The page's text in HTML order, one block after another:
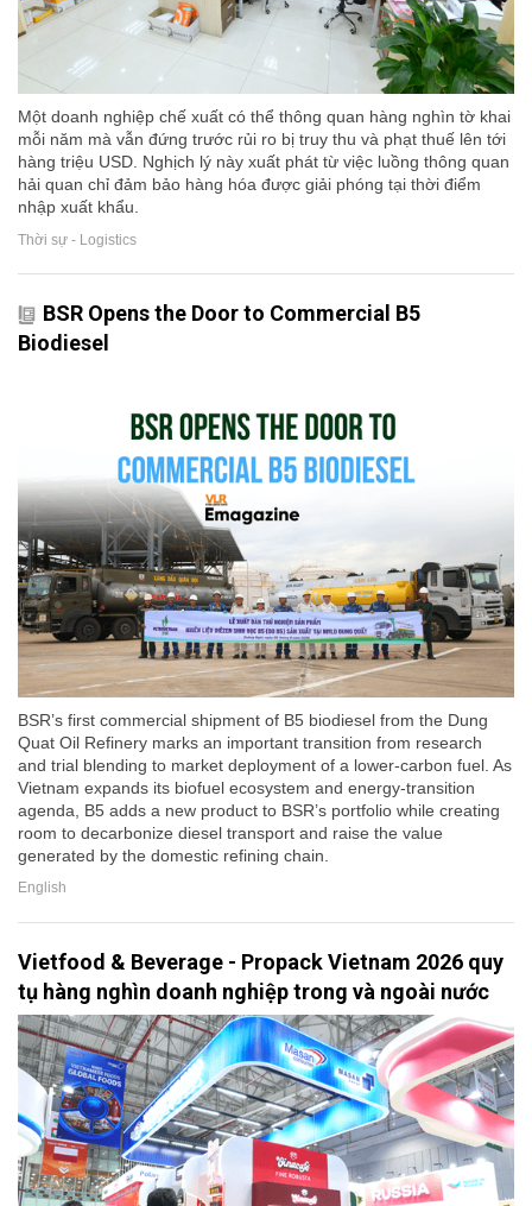
Một doanh nghiệp chế xuất có thể thông quan hàng nghìn tờ khai
mỗi năm mà vẫn đứng trước rủi ro bị truy thu và phạt thuế lên tới
hàng triệu USD. Nghịch lý này xuất phát từ việc luồng thông quan
hải quan chỉ đảm bảo hàng hóa được giải phóng tại thời điểm
nhập xuất khẩu.
Thời sự - Logistics
BSR Opens the Door to Commercial B5
Biodiesel
BSR’s first commercial shipment of B5 biodiesel from the Dung
Quat Oil Refinery marks an important transition from research
and trial blending to market deployment of a lower-carbon fuel. As
Vietnam expands its biofuel ecosystem and energy-transition
agenda, B5 adds a new product to BSR’s portfolio while creating
room to decarbonize diesel transport and raise the value
generated by the domestic refining chain.
English
Vietfood & Beverage - Propack Vietnam 2026 quy
tụ hàng nghìn doanh nghiệp trong và ngoài nước